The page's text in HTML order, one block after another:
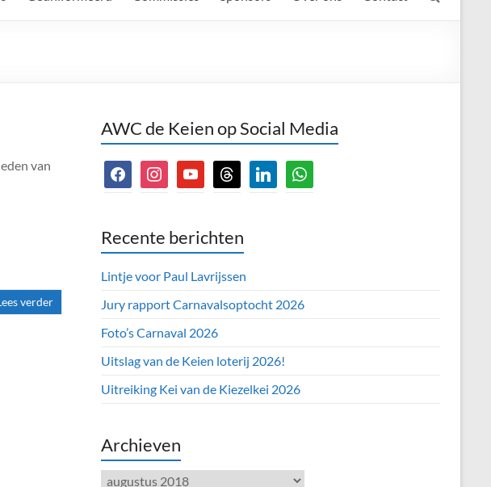
van
verder
AWC de Keien op Social Media
facebookinstagramyoutubethreads linkedinwhatsapp
Recente berichten
Lintje voor Paul Lavrijssen
Jury rapport Carnavalsoptocht 2026
Foto’s Carnaval 2026
Uitslag van de Keien loterij 2026!
Uitreiking Kei van de Kiezelkei 2026
Archieven
Archieven